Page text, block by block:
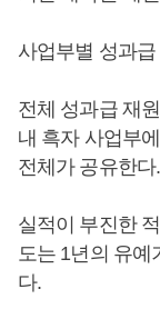
사업부별 성과
전체 성과급 재
내 흑자 사업부
전체가 공유한다.
실적이 부진한
도는 1년의 유예
다.